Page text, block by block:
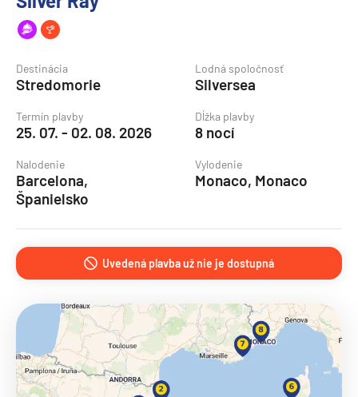
Destinácia
Stredomorie
Lodná spoločnosť
Silversea
Termín plavby
25. 07. - 02. 08. 2026
Dĺžka plavby
8 nocí
Nalodenie
Barcelona,
Španielsko
Vylodenie
Monaco, Monaco
Uvedená plavba už nie je dostupná